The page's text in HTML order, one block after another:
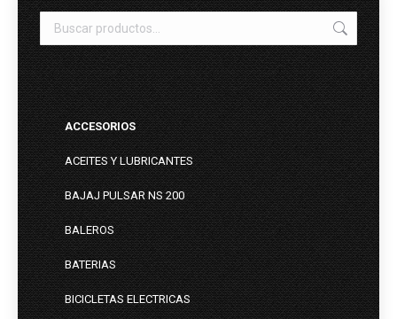
ACCESORIOS
ACEITES Y LUBRICANTES
BAJAJ PULSAR NS 200
BALEROS
BATERIAS
BICICLETAS ELECTRICAS